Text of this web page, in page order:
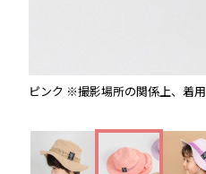
ピンク ※撮影場所の関係上、着